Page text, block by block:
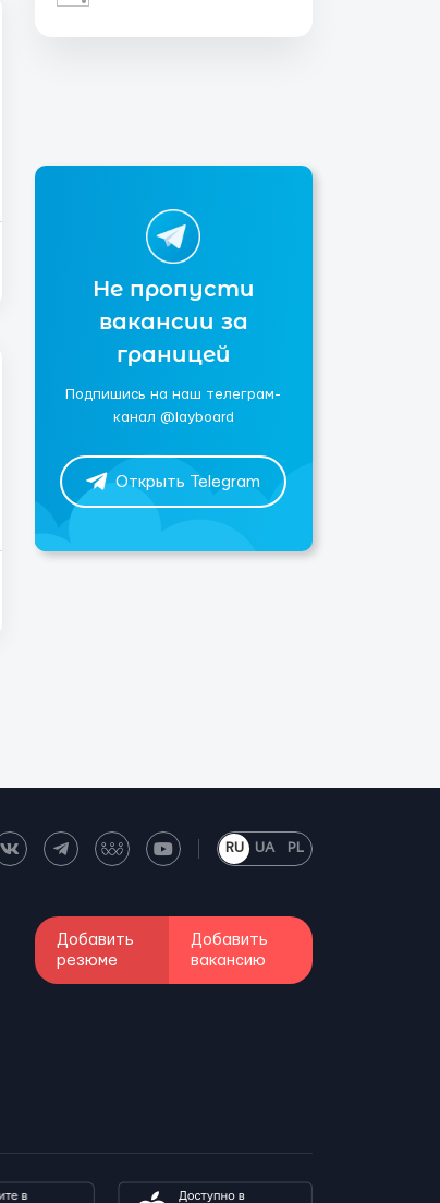
Не пропусти
вакансии за
границей
Подпишись на наш телеграм-
канал @layboard
Открыть Telegram
RU UA PL
Добавить
резюме
Добавить
вакансию